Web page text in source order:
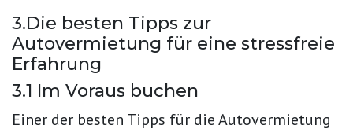
3.Die besten Tipps zur
Autovermietung für eine stressfreie
Erfahrung
3.1 Im Voraus buchen
Einer der besten Tipps für die Autovermietung